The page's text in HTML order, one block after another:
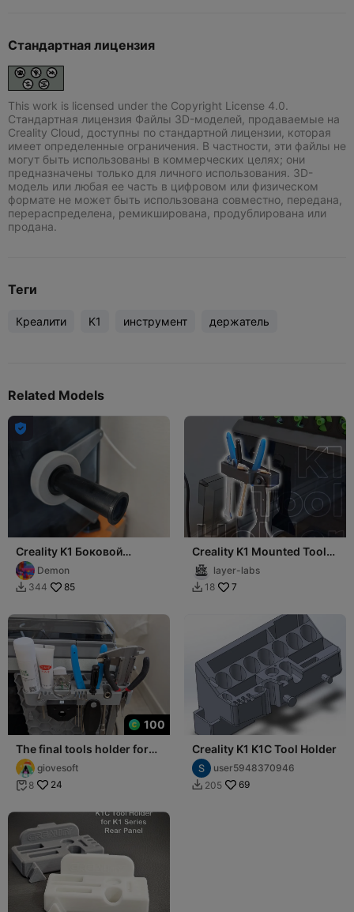
Стандартная лицензия
This work is licensed under the Copyright License 4.0.
Стандартная лицензия Файлы 3D-моделей, продаваемые на
Creality Cloud, доступны по стандартной лицензии, которая
имеет определенные ограничения. В частности, эти файлы не
могут быть использованы в коммерческих целях; они
предназначены только для личного использования. 3D-
модель или любая ее часть в цифровом или физическом
формате не может быть использована совместно, передана,
перераспределена, ремикширована, продублирована или
продана.
Теги
Креалити K1 инструмент держатель
Related Models

Creality K1 Боковой
держатель катушки
Demon
 344 85
Creality K1 Mounted Tool
Holderlayer-labs
 18 7
100
The final tools holder for
Creality K1C
giovesoft
 8 24
Creality K1 K1C Tool Holder
user5948370946
 205 69